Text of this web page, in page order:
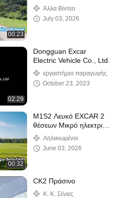
00:23
ElectricMA1S4 Cart with
Lithium Battery Demo
Άλλα Βίντεο
July 03, 2026
02:29
Dongguan Excar
Electric Vehicle Co., Ltd.
εργαστήριο παραγωγής
October 23, 2023
00:32
M1S2 Λευκό EXCAR 2
θέσεων Μικρό ηλεκτρικό
καροτσάκι γκολφ Buggy
με Βιτρίνα Παρμπρίζ Η/Υ
Αηλικιωμένοι
June 03, 2026
CK2 Πράσινο
Κ. Κ. Σένιες